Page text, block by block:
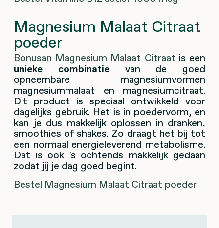
Magnesium Malaat Citraat
poeder
Bonusan Magnesium Malaat Citraat is een
unieke combinatievan de goed
opneembare magnesiumvormen
magnesiummalaat en magnesiumcitraat.
Dit product is speciaal ontwikkeld voor
dagelijks gebruik. Het is in poedervorm, en
kan je dus makkelijk oplossen in dranken,
smoothies of shakes. Zo draagt het bij tot
een normaal energieleverend metabolisme.
Dat is ook 's ochtends makkelijk gedaan
zodat jij je dag goed begint.
Bestel Magnesium Malaat Citraat poeder